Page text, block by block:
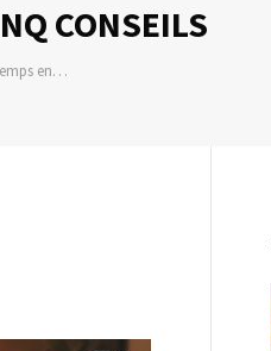
CONSEILS
en…